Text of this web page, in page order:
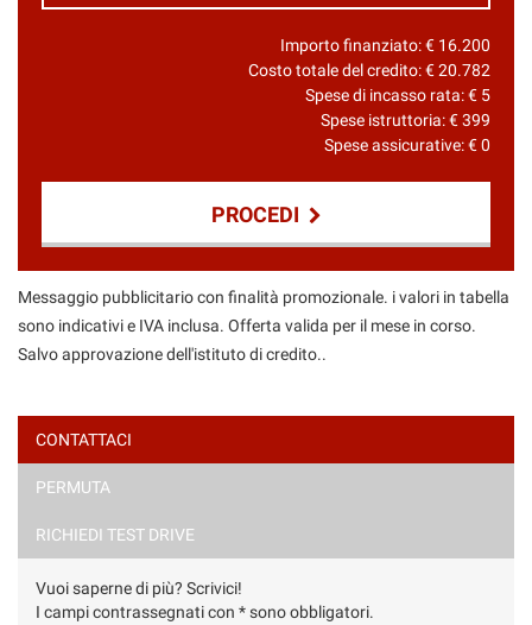
Importo finanziato: € 16.200
Costo totale del credito: €20.782
Spese di incasso rata: € 5
Spese istruttoria: €399
Spese assicurative: €0
PROCEDI
Contattaci
Messaggio pubblicitario con finalità promozionale. i valori in tabella
sono indicativi e IVA inclusa. Offerta valida per il mese in corso.
Salvo approvazione dell'istituto di credito..
CONTATTACI
PERMUTA
RICHIEDI TEST DRIVE
Vuoi saperne di più? Scrivici!
I campi contrassegnati con * sono obbligatori.